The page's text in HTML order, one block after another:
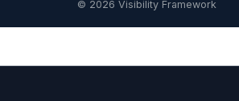
© 2026 Visibility Framework